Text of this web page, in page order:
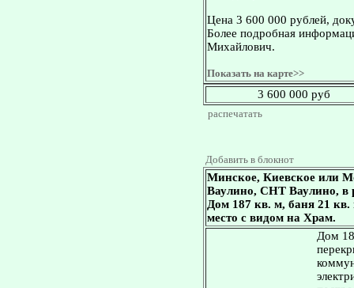
Цена 3 600 000 рублей,
Более подробная
Михайлович.
Показать на карте>>
3 600 000 руб
распечатать
Добавить в блокнот
Минское, Киевское или
Ваулино, СНТ Ваулино, в
Дом 187 кв. м, баня 21 кв.
место с видом на Храм.
Дом